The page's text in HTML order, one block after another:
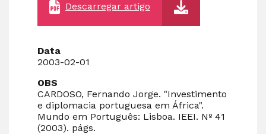
Descarregar artigo
Data
2003-02-01
OBS
CARDOSO, Fernando Jorge. "Investimento
e diplomacia portuguesa em África".
Mundo em Português: Lisboa. IEEI. Nº 41
(2003). págs.